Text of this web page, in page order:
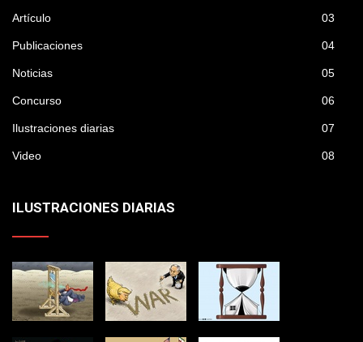
Artículo 03
Publicaciones 04
Noticias 05
Concurso 06
Ilustraciones diarias 07
Video 08
ILUSTRACIONES DIARIAS